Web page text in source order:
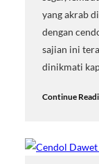
yang akrab
dengan
sajian ini
dinikmati
Continue